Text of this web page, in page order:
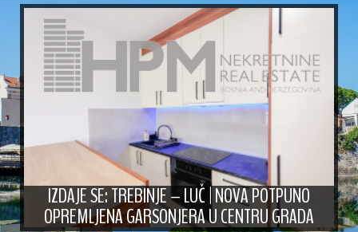
IZDAJE SE: TREBINJE – LUČ | NOVA POTPUNO
OPREMLJENA GARSONJERA U CENTRU GRADA